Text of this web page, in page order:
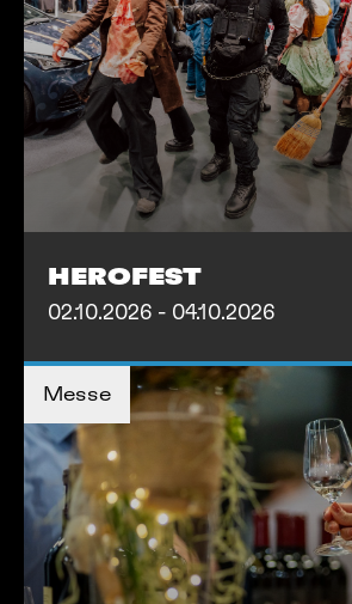
HEROFEST
02.10.2026 - 04.10.2026
Messe
MEHR INFOS
MEHR INFOS